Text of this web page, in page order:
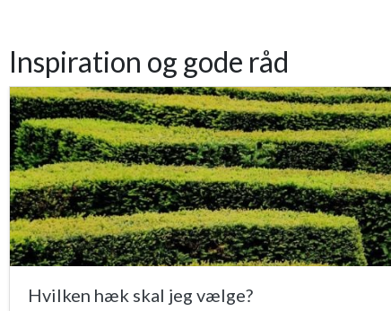
Inspiration og gode råd
Hvilken hæk skal jeg vælge?